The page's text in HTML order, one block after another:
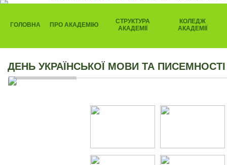
ГОЛОВНА ПРО АКАДЕМІЮ
СТРУКТУРА
АКАДЕМІЇ
КОЛЕДЖ
АКАДЕМІЇ
ДЕНЬ УКРАЇНСЬКОЇ МОВИ ТА ПИСЕМНОСТІ